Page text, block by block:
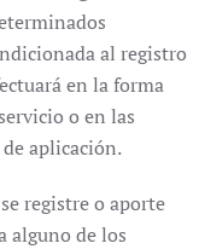
al registro
en la forma
o en las
aplicación.
registre o aporte
alguno de los